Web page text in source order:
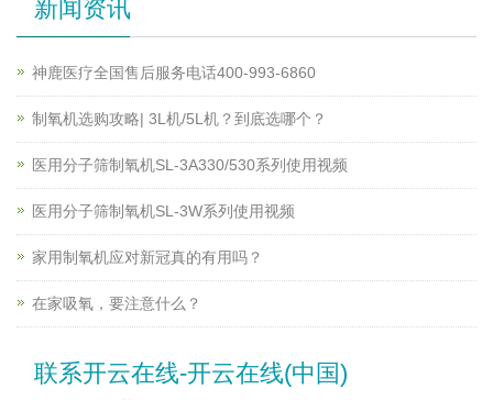
新闻资讯
神鹿医疗全国售后服务电话400-993-6860
制氧机选购攻略| 3L机/5L机？到底选哪个？
医用分子筛制氧机SL-3A330/530系列使用视频
医用分子筛制氧机SL-3W系列使用视频
家用制氧机应对新冠真的有用吗？
在家吸氧，要注意什么？
联系开云在线-开云在线(中国)